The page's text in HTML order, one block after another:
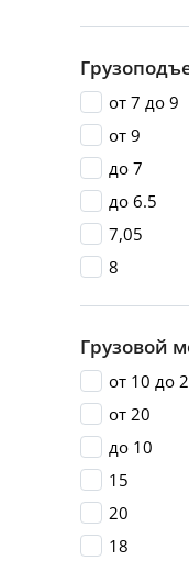
от 7 до 9
от 9
до 7
до 6.5
7,05
8
Грузовой
от 10 до
от 20
до 10
15
20
18